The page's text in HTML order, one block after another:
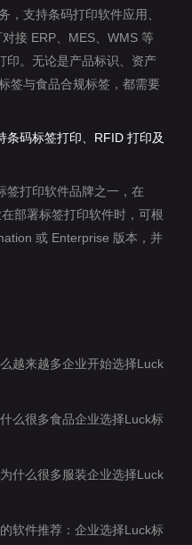
，支持条码打印软件应用、
接 ERP、MES、WMS 等
印。无论是产品标识、资产
签与食品合规标签，都需要
条码标签打印、RFID 打印及
签打印软件品牌之一，在
部署标签打印软件时，可根
或 Enterprise 版本，并
越来越多企业开始选择Luck
么很多食品企业选择Luck标
什么很多服装企业选择Luck
软件推荐：企业选择Luck标